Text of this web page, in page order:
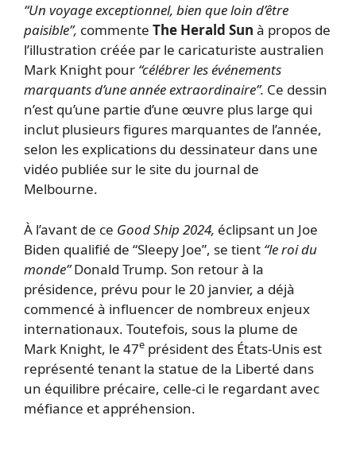
“Un voyage exceptionnel, bien que loin d’être
paisible”, commente The Herald Sun à propos de
l’illustration créée par le caricaturiste australien
Mark Knight pour “célébrer les événements
marquants d’une année extraordinaire”. Ce dessin
n’est qu’une partie d’une œuvre plus large qui
inclut plusieurs figures marquantes de l’année,
selon les explications du dessinateur dans une
vidéo publiée sur le site du journal de
Melbourne.
À l’avant de ce Good Ship 2024, éclipsant un Joe
Biden qualifié de “Sleepy Joe”, se tient “le roi du
monde”Donald Trump. Son retour à la
présidence, prévu pour le 20 janvier, a déjà
commencé à influencer de nombreux enjeux
internationaux. Toutefois, sous la plume de
Mark Knight, le 47e président des États-Unis est
représenté tenant la statue de la Liberté dans
un équilibre précaire, celle-ci le regardant avec
méfiance et appréhension.